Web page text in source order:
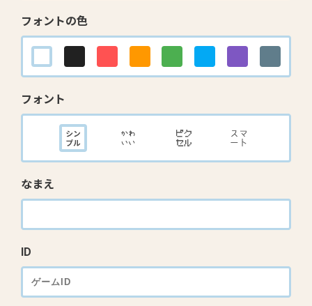
フォントの色
フォント
なまえ
ID